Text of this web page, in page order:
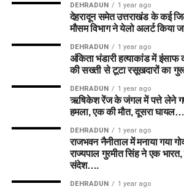
DEHRADUN 1 year ago
देहरादून समेत उत्तराखंड के कई
मौसम विभाग ने येलो अलर्ट किया
DEHRADUN 1 year ago
अंकिता भंडारी हत्याकांड में इंसाफ
की सख्ती से टूटा रसूखदारों का
DEHRADUN 1 year ago
ऋषिकेश रेंज के जंगल में पत्ते लेने
हमला, एक की मौत, दूसरा
DEHRADUN 1 year ago
राजभवन नैनीताल में मनाया गया
राज्यपाल गुरमीत सिंह ने एक भारत,
संदेश….
DEHRADUN 1 year ago